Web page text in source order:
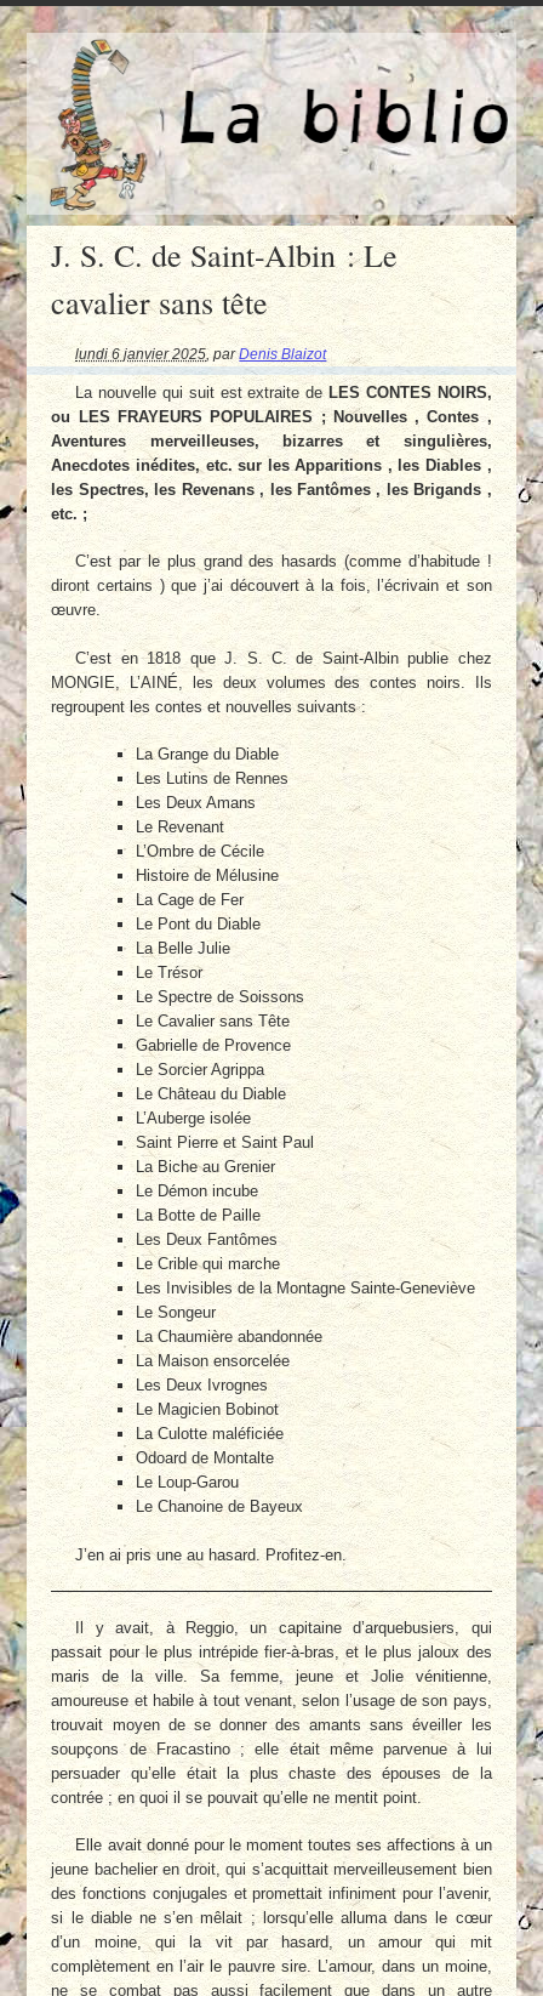
J. S. C. de Saint-Albin : Le
cavalier sans tête
lundi 6 janvier 2025,parDenis Blaizot
La nouvelle qui suit est extraite de LES CONTES NOIRS,
ou LES FRAYEURS POPULAIRES ; Nouvelles , Contes ,
Aventures merveilleuses, bizarres et singulières,
Anecdotes inédites, etc. sur les Apparitions , les Diables ,
les Spectres, les Revenans , les Fantômes , les Brigands ,
etc. ;
C’est par le plus grand des hasards (comme d’habitude !
diront certains ) que j’ai découvert à la fois, l’écrivain et son
œuvre.
C’est en 1818 que J. S. C. de Saint-Albin publie chez
MONGIE, L’AINÉ, les deux volumes des contes noirs. Ils
regroupent les contes et nouvelles suivants :
La Grange du Diable
Les Lutins de Rennes
Les Deux Amans
Le Revenant
L’Ombre de Cécile
Histoire de Mélusine
La Cage de Fer
Le Pont du Diable
La Belle Julie
Le Trésor
Le Spectre de Soissons
Le Cavalier sans Tête
Gabrielle de Provence
Le Sorcier Agrippa
Le Château du Diable
L’Auberge isolée
Saint Pierre et Saint Paul
La Biche au Grenier
Le Démon incube
La Botte de Paille
Les Deux Fantômes
Le Crible qui marche
Les Invisibles de la Montagne Sainte-Geneviève
Le Songeur
La Chaumière abandonnée
La Maison ensorcelée
Les Deux Ivrognes
Le Magicien Bobinot
La Culotte maléficiée
Odoard de Montalte
Le Loup-Garou
Le Chanoine de Bayeux
J’en ai pris une au hasard. Profitez-en.
Il y avait, à Reggio, un capitaine d’arquebusiers, qui
passait pour le plus intrépide fier-à-bras, et le plus jaloux des
maris de la ville. Sa femme, jeune et Jolie vénitienne,
amoureuse et habile à tout venant, selon l’usage de son pays,
trouvait moyen de se donner des amants sans éveiller les
soupçons de Fracastino ; elle était même parvenue à lui
persuader qu’elle était la plus chaste des épouses de la
contrée ; en quoi il se pouvait qu’elle ne mentit point.
Elle avait donné pour le moment toutes ses affections à un
jeune bachelier en droit, qui s’acquittait merveilleusement bien
des fonctions conjugales et promettait infiniment pour l’avenir,
si le diable ne s’en mêlait ; lorsqu’elle alluma dans le cœur
d’un moine, qui la vit par hasard, un amour qui mit
complètement en l’air le pauvre sire. L’amour, dans un moine,
ne se combat pas aussi facilement que dans un autre